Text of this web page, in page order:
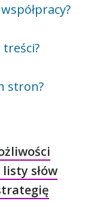
stron?
słów